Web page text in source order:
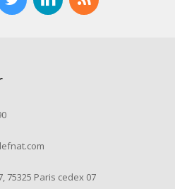
75325 Paris cedex 07